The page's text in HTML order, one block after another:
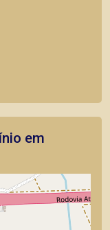
em